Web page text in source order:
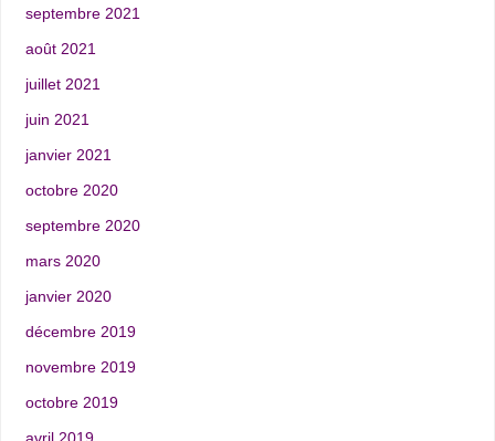
septembre 2021
août 2021
juillet 2021
juin 2021
janvier 2021
octobre 2020
septembre 2020
mars 2020
janvier 2020
décembre 2019
novembre 2019
octobre 2019
avril 2019